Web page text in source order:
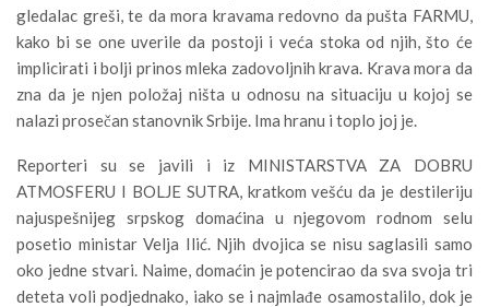
gledalac greši, te da mora kravama redovno da pušta FARMU,
kako bi se one uverile da postoji i veća stoka od njih, što će
implicirati i bolji prinos mleka zadovoljnih krava. Krava mora da
zna da je njen položaj ništa u odnosu na situaciju u kojoj se
nalazi prosečan stanovnik Srbije. Ima hranu i toplo joj je.
Reporteri su se javili i iz MINISTARSTVA ZA DOBRU
ATMOSFERU I BOLJE SUTRA, kratkom vešću da je destileriju
najuspešnijeg srpskog domaćina u njegovom rodnom selu
posetio ministar Velja Ilić. Njih dvojica se nisu saglasili samo
oko jedne stvari. Naime, domaćin je potencirao da sva svoja tri
deteta voli podjednako, iako se i najmlađe osamostalilo, dok je